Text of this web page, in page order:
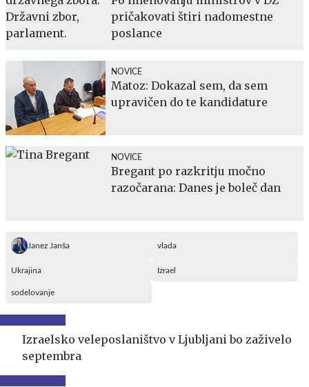
pričakovati štiri nadomestne
poslance
NOVICE
Matoz: Dokazal sem, da sem
upravičen do te kandidature
NOVICE
Bregant po razkritju močno
razočarana: Danes je boleč dan
Janez Janša vlada
Ukrajina Izrael
sodelovanje
Izraelsko veleposlaništvo v Ljubljani bo zaživelo
septembra